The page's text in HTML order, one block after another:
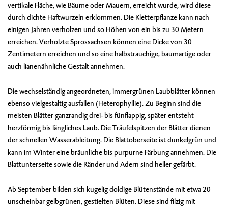
vertikale Fläche, wie Bäume oder Mauern, erreicht wurde, wird diese
durch dichte Haftwurzeln erklommen. Die Kletterpflanze kann nach
einigen Jahren verholzen und so Höhen von ein bis zu 30 Metern
erreichen. Verholzte Sprossachsen können eine Dicke von 30
Zentimetern erreichen und so eine halbstrauchige, baumartige oder
auch lianenähnliche Gestalt annehmen.
Die wechselständig angeordneten, immergrünen Laubblätter können
ebenso vielgestaltig ausfallen (Heterophyllie). Zu Beginn sind die
meisten Blätter ganzrandig drei- bis fünflappig, später entsteht
herzförmig bis längliches Laub. Die Träufelspitzen der Blätter dienen
der schnellen Wasserableitung. Die Blattoberseite ist dunkelgrün und
kann im Winter eine bräunliche bis purpurne Färbung annehmen. Die
Blattunterseite sowie die Ränder und Adern sind heller gefärbt.
Ab September bilden sich kugelig doldige Blütenstände mit etwa 20
unscheinbar gelbgrünen, gestielten Blüten. Diese sind filzig mit